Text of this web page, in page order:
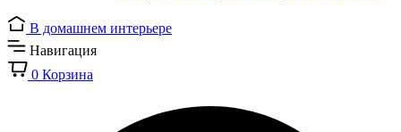
В домашнем интерьере
Навигация
0 Корзина